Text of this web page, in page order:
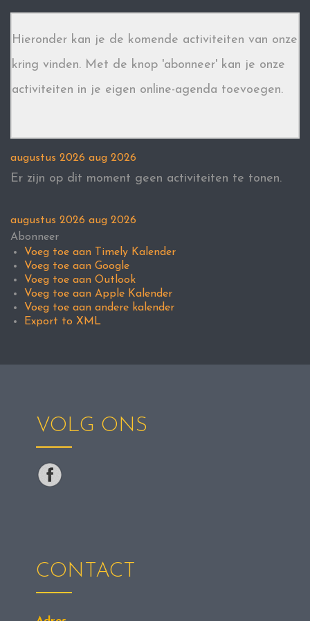
Hieronder kan je de komende activiteiten van onze
kring vinden. Met de knop 'abonneer' kan je onze
activiteiten in je eigen online-agenda toevoegen.
augustus 2026 aug 2026
Er zijn op dit moment geen activiteiten te tonen.
augustus 2026 aug 2026
Abonneer
Voeg toe aan Timely Kalender
Voeg toe aan Google
Voeg toe aan Outlook
Voeg toe aan Apple Kalender
Voeg toe aan andere kalender
Export to XML
VOLG ONS
CONTACT